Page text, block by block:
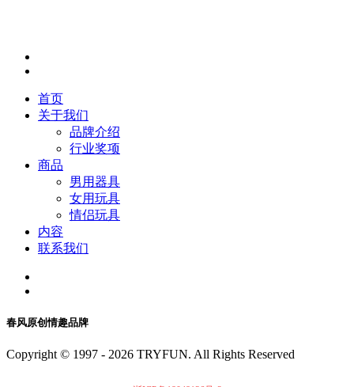
首页
关于我们
品牌介绍
行业奖项
商品
男用器具
女用玩具
情侣玩具
内容
联系我们
春风原创情趣品牌
Copyright © 1997 - 2026 TRYFUN. All Rights Reserved